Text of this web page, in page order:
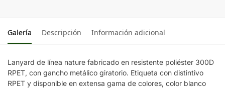
Galería Descripción Información adicional
Lanyard de línea nature fabricado en resistente poliéster 300D
RPET, con gancho metálico giratorio. Etiqueta con distintivo
RPET y disponible en extensa gama de colores, color blanco